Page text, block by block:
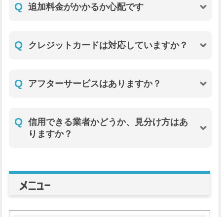
Q 追加料金がかかるか心配です
Q クレジットカードは対応していますか？
Q アフターサービスはありますか？
Q 信用できる業者かどうか、見分け方はあ
りますか？
メニュー